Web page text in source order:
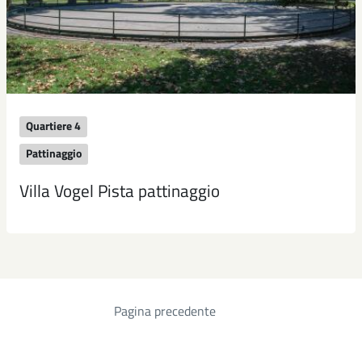
Quartiere 4
Pattinaggio
Villa Vogel Pista pattinaggio
Pagina precedente